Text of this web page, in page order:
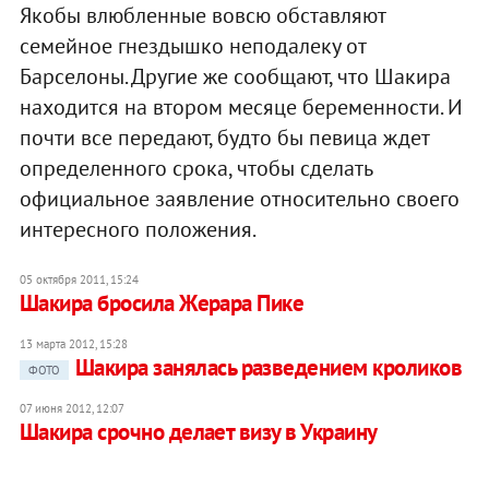
Якобы влюбленные вовсю обставляют
семейное гнездышко неподалеку от
Барселоны. Другие же сообщают, что Шакира
находится на втором месяце беременности. И
почти все передают, будто бы певица ждет
определенного срока, чтобы сделать
официальное заявление относительно своего
интересного положения.
05 октября 2011, 15:24
Шакира бросила Жерара Пике
13 марта 2012, 15:28
ФОТО
Шакира занялась разведением кроликов
07 июня 2012, 12:07
Шакира срочно делает визу в Украину